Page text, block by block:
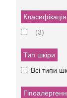
3
Тип шкіри
Всі типи